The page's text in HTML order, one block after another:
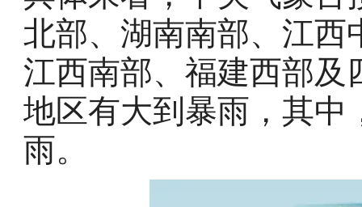
北部、湖南南部、江西
江西南部、福建西部及
地区有大到暴雨，其中
雨。